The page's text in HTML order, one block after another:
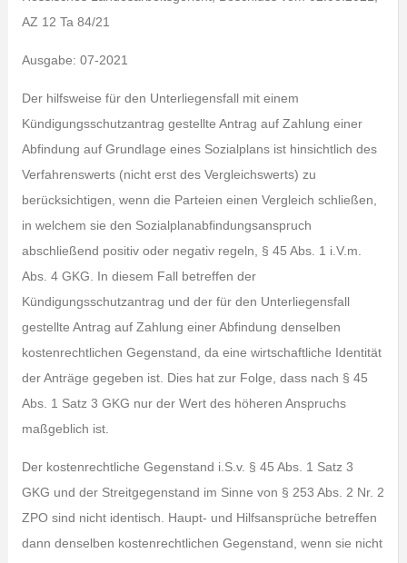
AZ 12 Ta 84/21
Ausgabe: 07-2021
Der hilfsweise für den Unterliegensfall mit einem
Kündigungsschutzantrag gestellte Antrag auf Zahlung einer
Abfindung auf Grundlage eines Sozialplans ist hinsichtlich des
Verfahrenswerts (nicht erst des Vergleichswerts) zu
berücksichtigen, wenn die Parteien einen Vergleich schließen,
in welchem sie den Sozialplanabfindungsanspruch
abschließend positiv oder negativ regeln, § 45 Abs. 1 i.V.m.
Abs. 4 GKG. In diesem Fall betreffen der
Kündigungsschutzantrag und der für den Unterliegensfall
gestellte Antrag auf Zahlung einer Abfindung denselben
kostenrechtlichen Gegenstand, da eine wirtschaftliche Identität
der Anträge gegeben ist. Dies hat zur Folge, dass nach § 45
Abs. 1 Satz 3 GKG nur der Wert des höheren Anspruchs
maßgeblich ist.
Der kostenrechtliche Gegenstand i.S.v. § 45 Abs. 1 Satz 3
GKG und der Streitgegenstand im Sinne von § 253 Abs. 2 Nr. 2
ZPO sind nicht identisch. Haupt- und Hilfsansprüche betreffen
dann denselben kostenrechtlichen Gegenstand, wenn sie nicht